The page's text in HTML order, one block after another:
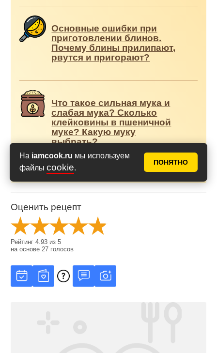
На iamcook.ru мы используем
файлы cookie.
ПОНЯТНО
Основные ошибки при
приготовлении блинов.
Почему блины прилипают,
рвутся и пригорают?
Что такое сильная мука и
слабая мука? Сколько
клейковины в пшеничной
муке? Какую муку
выбрать?
Оценить рецепт
Рейтинг4.93 из5
на основе27 голосов